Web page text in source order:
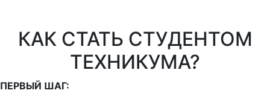
КАК СТАТЬ СТУДЕНТОМ
ТЕХНИКУМА?
ПЕРВЫЙ ШАГ: